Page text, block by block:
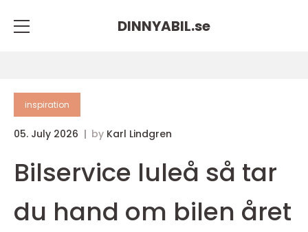
DINNYABIL.se
inspiration
05. July 2026 by Karl Lindgren
Bilservice luleå så tar
du hand om bilen året